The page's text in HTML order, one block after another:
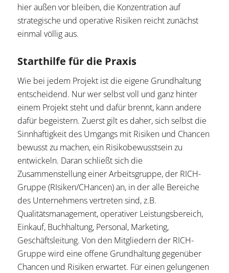
hier außen vor bleiben, die Konzentration auf
strategische und operative Risiken reicht zunächst
einmal völlig aus.
Starthilfe für die Praxis
Wie bei jedem Projekt ist die eigene Grundhaltung
entscheidend. Nur wer selbst voll und ganz hinter
einem Projekt steht und dafür brennt, kann andere
dafür begeistern. Zuerst gilt es daher, sich selbst die
Sinnhaftigkeit des Umgangs mit Risiken und Chancen
bewusst zu machen, ein Risikobewusstsein zu
entwickeln. Daran schließt sich die
Zusammenstellung einer Arbeitsgruppe, der RICH-
Gruppe (RIsiken/CHancen) an, in der alle Bereiche
des Unternehmens vertreten sind, z.B.
Qualitätsmanagement, operativer Leistungsbereich,
Einkauf, Buchhaltung, Personal, Marketing,
Geschäftsleitung. Von den Mitgliedern der RICH-
Gruppe wird eine offene Grundhaltung gegenüber
Chancen und Risiken erwartet. Für einen gelungenen